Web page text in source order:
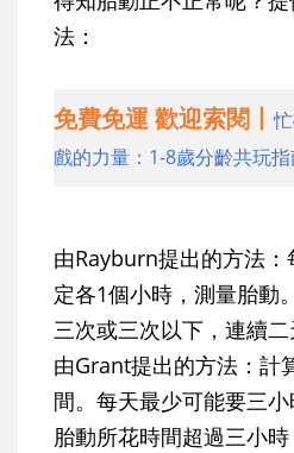
法：
免費免運 歡迎索閱丨
戲的力量：1-8歲分齡共玩指
由Rayburn提出的方法
定各1個小時，測量胎動
三次或三次以下，連續二
由Grant提出的方法：計
間。每天最少可能要三
胎動所花時間超過三小